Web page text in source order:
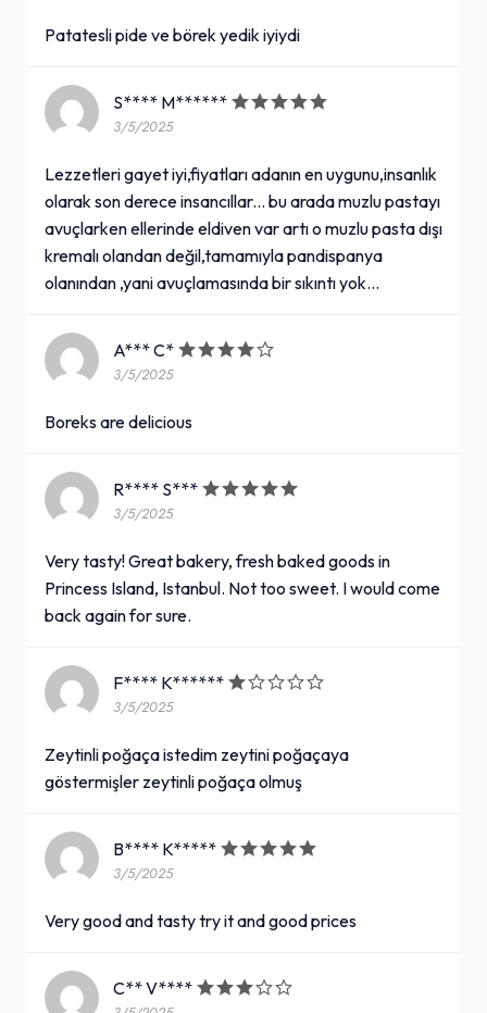
Patatesli pide ve börek yedik iyiydi
S**** M******
3/5/2025
Lezzetleri gayet iyi,fiyatları adanın en uygunu,insanlık
olarak son derece insancıllar... bu arada muzlu pastayı
avuçlarken ellerinde eldiven var artı o muzlu pasta dışı
kremalı olandan değil,tamamıyla pandispanya
olanından ,yani avuçlamasında bir sıkıntı yok...
A*** C*
3/5/2025
Boreks are delicious
R**** S***
3/5/2025
Very tasty! Great bakery, fresh baked goods in
Princess Island, Istanbul. Not too sweet. I would come
back again for sure.
F**** K******
3/5/2025
Zeytinli poğaça istedim zeytini poğaçaya
göstermişler zeytinli poğaça olmuş
B**** K*****
3/5/2025
Very good and tasty try it and good prices
C** V****